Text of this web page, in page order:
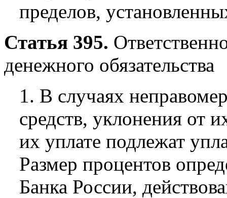
пределов,
Статья 395.
денежного обязательства
1. В случаях
средств, уклонения от
их уплате подлежат
Размер процентов
Банка России,